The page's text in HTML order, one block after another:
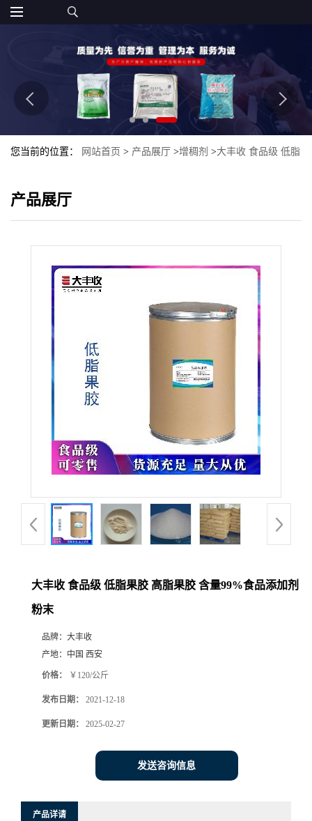
您当前的位置： 网站首页 > 产品展厅 >增稠剂 >大丰收 食品级 低脂
产品展厅
大丰收 食品级 低脂果胶 高脂果胶 含量99%食品添加剂
粉末
品牌： 大丰收
产地： 中国 西安
价格： ￥120/公斤
发布日期： 2021-12-18
更新日期： 2025-02-27
发送咨询信息
产品详请